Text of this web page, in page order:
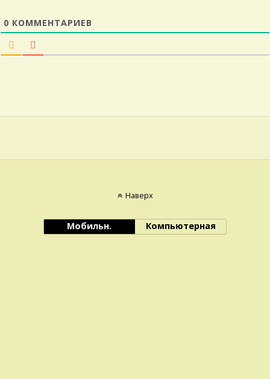
0 КОММЕНТАРИЕВ
Наверх
Мобильн. Компьютерная